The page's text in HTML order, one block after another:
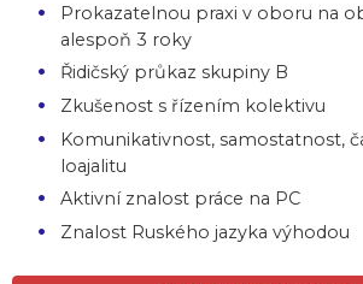
Prokazatelnou praxi v oboru na
alespoň 3 roky
Řidičský průkaz skupiny B
Zkušenost s řízením kolektivu
Komunikativnost, samostatnost,
loajalitu
Aktivní znalost práce na PC
Znalost Ruského jazyka výhodou